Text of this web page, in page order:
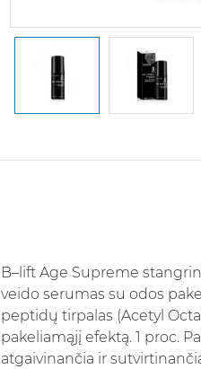
B–lift Age Supreme
veido serumas su odos
peptidų tirpalas (Acetyl
pakeliamąjį efektą. 1 proc.
atgaivinančia ir